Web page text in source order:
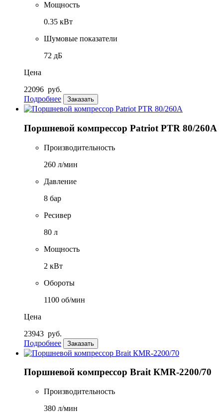
Мощность
0.35 кВт
Шумовые показатели
72 дБ
Цена
22096 руб.
Подробнее
Заказать
Поршневой компрессор Patriot PTR 80/260А
Производительность
260 л/мин
Давление
8 бар
Ресивер
80 л
Мощность
2 кВт
Обороты
1100 об/мин
Цена
23943 руб.
Подробнее
Заказать
Поршневой компрессор Brait КМR-2200/70
Производительность
380 л/мин